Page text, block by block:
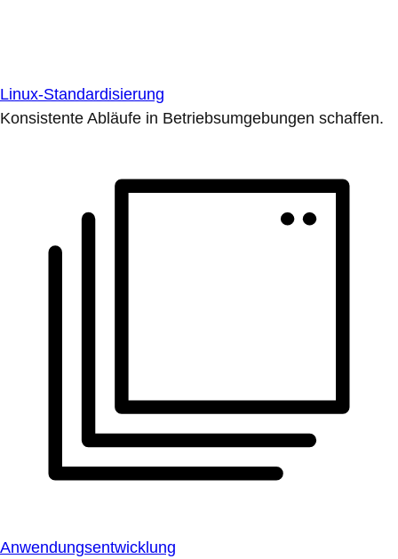
Linux-Standardisierung
Konsistente Abläufe in Betriebsumgebungen schaffen.
Anwendungsentwicklung